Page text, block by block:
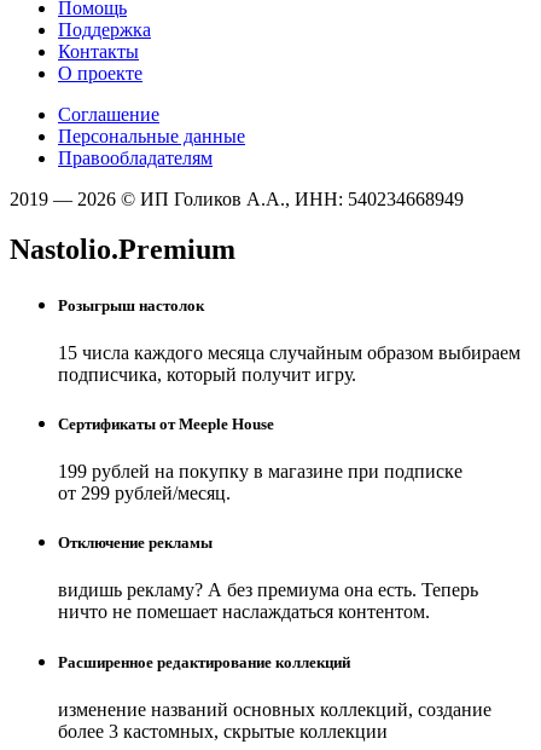
Помощь
Поддержка
Контакты
О проекте
Соглашение
Персональные данные
Правообладателям
2019 — 2026 © ИП Голиков А.А., ИНН: 540234668949
Nastolio.Premium
Розыгрыш настолок
15 числа каждого месяца случайным образом выбираем
подписчика, который получит игру.
Сертификаты от Meeple House
199 рублей на покупку в магазине при подписке
от 299 рублей/месяц.
Отключение рекламы
видишь рекламу? А без премиума она есть. Теперь
ничто не помешает наслаждаться контентом.
Расширенное редактирование коллекций
изменение названий основных коллекций, создание
более 3 кастомных, скрытые коллекции